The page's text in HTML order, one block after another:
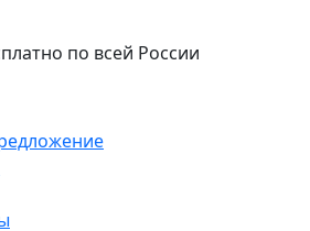
по всей России